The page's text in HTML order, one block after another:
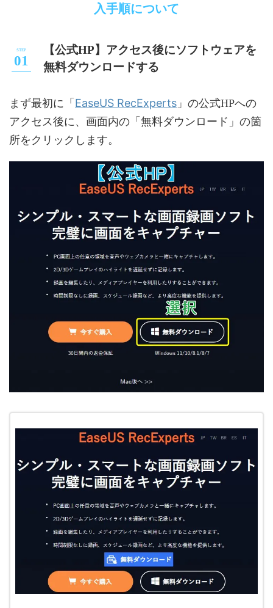
入手順について
【公式HP】アクセス後にソフトウェアを
無料ダウンロードする
まず最初に「 EaseUS RecExperts 」の公式HPへの
アクセス後に、画面内の「無料ダウンロード」の箇
所をクリックします。